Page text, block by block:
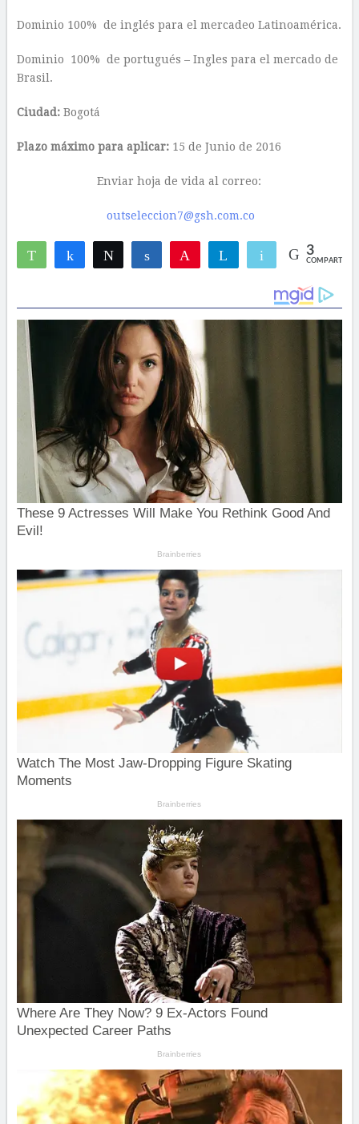
Dominio 100% de inglés para el mercadeo Latinoamérica.
Dominio 100% de portugués – Ingles para el mercado de
Brasil.
Ciudad:Bogotá
Plazo máximo para aplicar:15 de Junio de 2016
Enviar hoja de vida al correo:
outseleccion7@gsh.com.co
WhatsAppCompartirTwittear Compartir Telegram Email 3
COMPARTIR